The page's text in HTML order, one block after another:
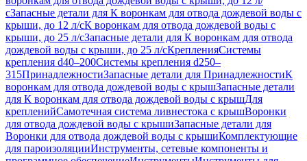
сЗапасные детали для К воронкам для отвода дождевой воды с
крыши, до 12 л/сК воронкам для отвода дождевой воды с
крыши, до 25 л/сЗапасные детали для К воронкам для отвода
дождевой воды с крыши, до 25 л/сКрепленияСистемы
крепления d40–200Системы крепления d250–
315ПринадлежностиЗапасные детали для ПринадлежностиК
воронкам для отвода дождевой воды с крышЗапасные детали
для К воронкам для отвода дождевой воды с крышДля
крепленийСамотечная система ливнестока с крышВоронки
для отвода дождевой воды с крышиЗапасные детали для
Воронки для отвода дождевой воды с крышиКомплектующие
для пароизоляцииИнструменты, сетевые компоненты и